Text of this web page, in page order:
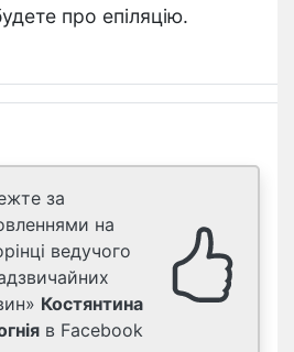
про епіляцію.
за
на
ведучого
Костянтина
в Facebook